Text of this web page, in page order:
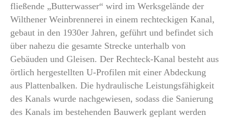
fließende „Butterwasser“ wird im Werksgelände der
Wilthener Weinbrennerei in einem rechteckigen Kanal,
gebaut in den 1930er Jahren, geführt und befindet sich
über nahezu die gesamte Strecke unterhalb von
Gebäuden und Gleisen. Der Rechteck-Kanal besteht aus
örtlich hergestellten U-Profilen mit einer Abdeckung
aus Plattenbalken. Die hydraulische Leistungsfähigkeit
des Kanals wurde nachgewiesen, sodass die Sanierung
des Kanals im bestehenden Bauwerk geplant werden